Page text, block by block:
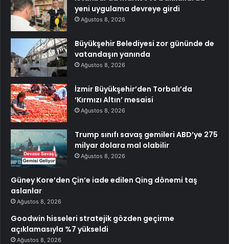
yeni uygulama devreye girdi
Ağustos 8, 2026
Büyükşehir Belediyesi zor gününde de
vatandaşın yanında
Ağustos 8, 2026
İzmir Büyükşehir’den Torbalı’da
‘Kırmızı Altın’ mesaisi
Ağustos 8, 2026
Trump sınıfı savaş gemileri ABD’ye 275
milyar dolara mal olabilir
Ağustos 8, 2026
Güney Kore’den Çin’e iade edilen Qing dönemi taş
aslanlar
Ağustos 8, 2026
Goodwin hisseleri stratejik gözden geçirme
açıklamasıyla %7 yükseldi
Ağustos 8, 2026